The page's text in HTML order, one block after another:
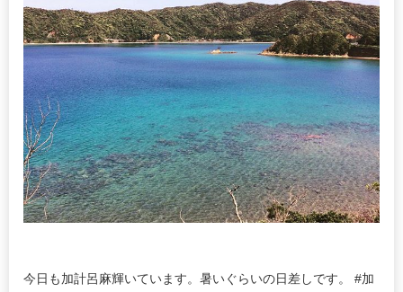
今日も加計呂麻輝いています。暑いぐらいの日差しです。 #加